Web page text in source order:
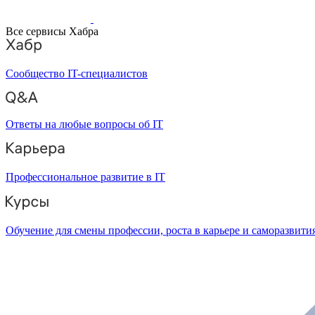
Все сервисы Хабра
Сообщество IT-специалистов
Ответы на любые вопросы об IT
Профессиональное развитие в IT
Обучение для смены профессии, роста в карьере и